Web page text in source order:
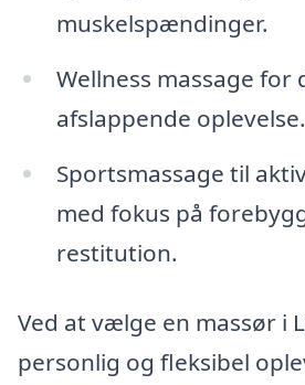
muskelspændinger.
Wellness massage for
afslappende oplevelse.
Sportsmassage til
med fokus på
restitution.
Ved at vælge en massør i
personlig og fleksibel